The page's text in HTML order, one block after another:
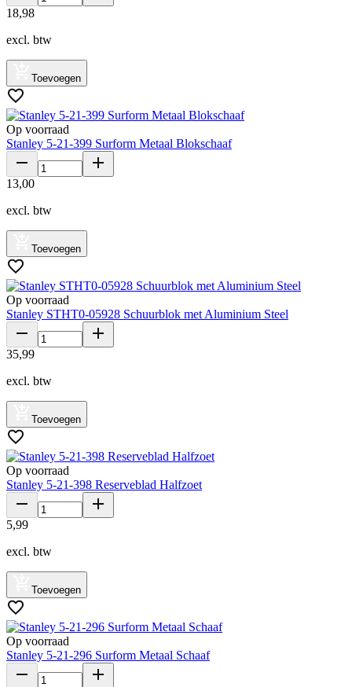
18,98
excl. btw
Toevoegen
Op voorraad
Stanley 5-21-399 Surform Metaal Blokschaaf
13,00
excl. btw
Toevoegen
Op voorraad
Stanley STHT0-05928 Schuurblok met Aluminium Steel
35,99
excl. btw
Toevoegen
Op voorraad
Stanley 5-21-398 Reserveblad Halfzoet
5,99
excl. btw
Toevoegen
Op voorraad
Stanley 5-21-296 Surform Metaal Schaaf